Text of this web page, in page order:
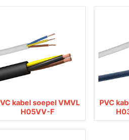
kabel soepel VMVL
H05VV-F
PVC